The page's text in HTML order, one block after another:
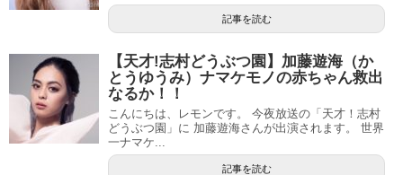
記事を読む
【天才!志村どうぶつ園】加藤遊海（か
とうゆうみ）ナマケモノの赤ちゃん救出
なるか！！
こんにちは、レモンです。 今夜放送の「天才！志村
どうぶつ園」に 加藤遊海さんが出演されます。 世界
一ナマケ...
記事を読む